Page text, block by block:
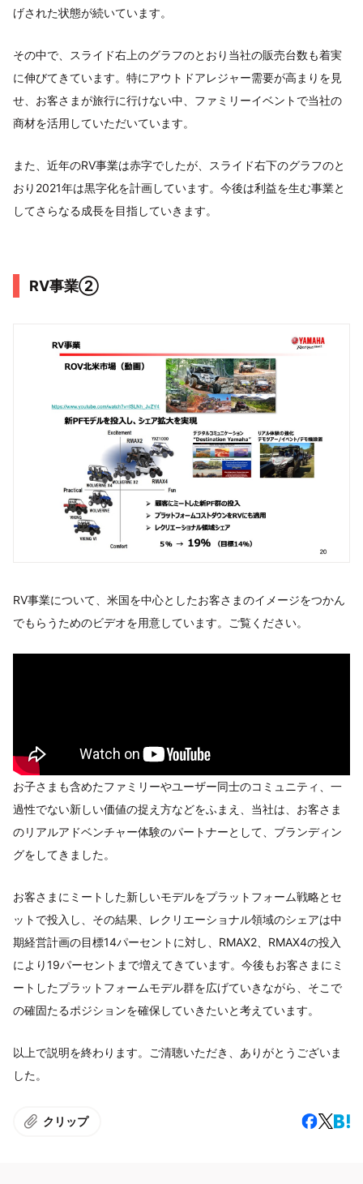
げされた状態が続いています。
その中で、スライド右上のグラフのとおり当社の販売台数も着実
に伸びてきています。特にアウトドアレジャー需要が高まりを見
せ、お客さまが旅行に行けない中、ファミリーイベントで当社の
商材を活用していただいています。
また、近年のRV事業は赤字でしたが、スライド右下のグラフのと
おり2021年は黒字化を計画しています。今後は利益を生む事業と
してさらなる成長を目指していきます。
RV事業②
RV事業について、米国を中心としたお客さまのイメージをつかん
でもらうためのビデオを用意しています。ご覧ください。
お子さまも含めたファミリーやユーザー同士のコミュニティ、一
過性でない新しい価値の捉え方などをふまえ、当社は、お客さま
のリアルアドベンチャー体験のパートナーとして、ブランディン
グをしてきました。
お客さまにミートした新しいモデルをプラットフォーム戦略とセ
ットで投入し、その結果、レクリエーショナル領域のシェアは中
期経営計画の目標14パーセントに対し、RMAX2、RMAX4の投入
により19パーセントまで増えてきています。今後もお客さまにミ
ートしたプラットフォームモデル群を広げていきながら、そこで
の確固たるポジションを確保していきたいと考えています。
以上で説明を終わります。ご清聴いただき、ありがとうございま
した。
クリップ